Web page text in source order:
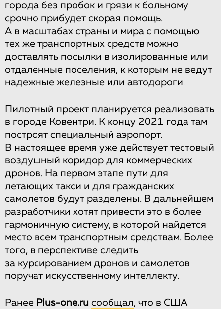
города без пробок и грязи к больному
срочно прибудет скорая помощь.
А в масштабах страны и мира с помощью
тех же транспортных средств можно
доставлять посылки в изолированные или
отдаленные поселения, к которым не ведут
надежные железные или автодороги.
Пилотный проект планируется реализовать
в городе Ковентри. К концу 2021 года там
построят специальный аэропорт.
В настоящее время уже действует тестовый
воздушный коридор для коммерческих
дронов. На первом этапе пути для
летающих такси и для гражданских
самолетов будут разделены. В дальнейшем
разработчики хотят привести это в более
гармоничную систему, в которой найдется
место всем транспортным средствам. Более
того, в перспективе следить
за курсированием дронов и самолетов
поручат искусственному интеллекту.
Ранее Plus-one.ru сообщал, что в США